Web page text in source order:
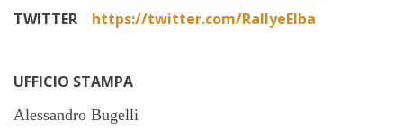
TWITTER
https://twitter.com/RallyeElba
UFFICIO STAMPA
Alessandro Bugelli